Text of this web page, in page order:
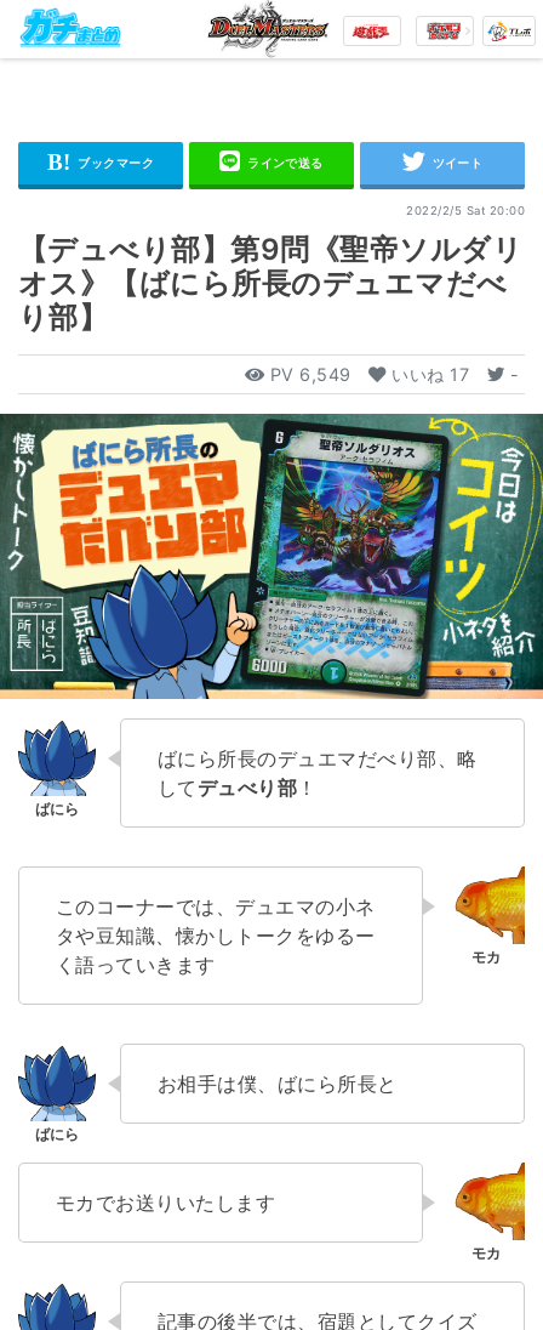
2022/2/5 Sat 20:00
【デュべり部】第9問《聖帝ソルダリ
オス》【ばにら所長のデュエマだべ
り部】
PV 6,549 いいね 17 -
ばにら所長のデュエマだべり部、略
して デュべり部 ！
このコーナーでは、デュエマの小ネ
タや豆知識、懐かしトークをゆるー
く語っていきます
お相手は僕、ばにら所長と
モカでお送りいたします
記事の後半では、宿題としてクイズ